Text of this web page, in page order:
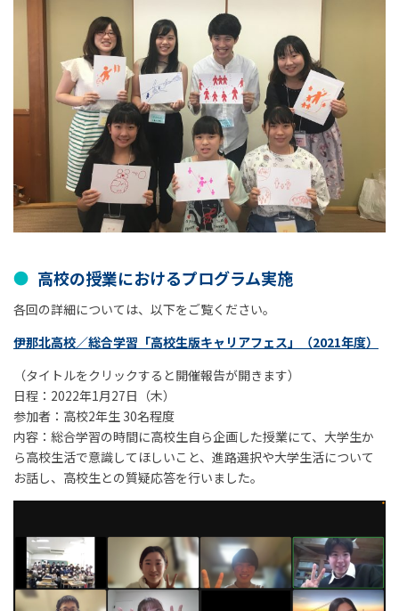
高校の授業におけるプログラム実施
各回の詳細については、以下をご覧ください。
伊那北高校／総合学習「高校生版キャリアフェス」（2021年度）
（タイトルをクリックすると開催報告が開きます）
日程：2022年1月27日（木）
参加者：高校2年生 30名程度
内容：総合学習の時間に高校生自ら企画した授業にて、大学生か
ら高校生活で意識してほしいこと、進路選択や大学生活について
お話し、高校生との質疑応答を行いました。